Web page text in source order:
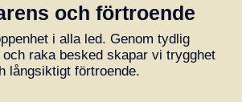
och förtroende
i alla led. Genom tydlig
raka besked skapar vi trygghet
långsiktigt förtroende.